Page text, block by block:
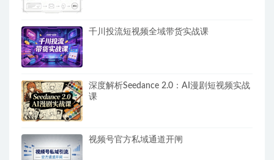
千川投流短视频全域带货实战课
深度解析Seedance 2.0：AI漫剧短视频实战
课
视频号官方私域通道开闸